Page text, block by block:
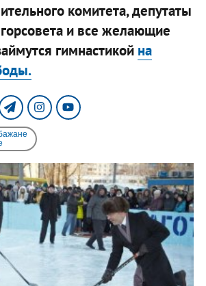
комитета, депутаты
и все желающие
гимнастикой на